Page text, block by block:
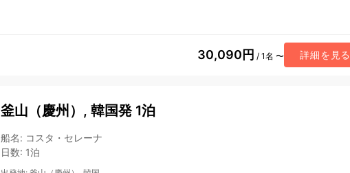
30,090円 / 1名 〜 詳細を見る
釜山（慶州）, 韓国発 1泊
船名: コスタ・セレーナ
日数: 1泊